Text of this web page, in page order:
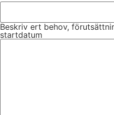
Beskriv ert behov,
startdatum